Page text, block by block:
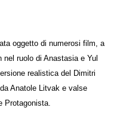
oggetto di numerosi film, a
ruolo di Anastasia e Yul
realistica del Dimitri
Anatole Litvak e valse
Protagonista.